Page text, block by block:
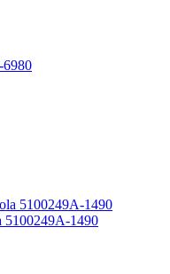
1490